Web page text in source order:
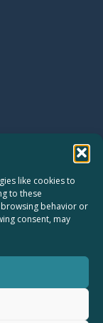
like cookies to
to these
behavior or
consent, may